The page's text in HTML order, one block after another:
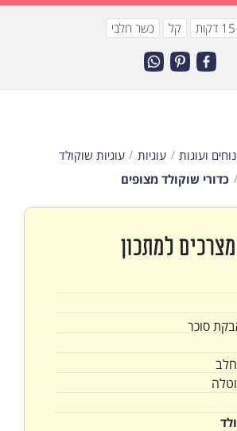
קל כשר חלבי
ועוגות עוגיות
עוגיות שוקולד
כדורי שוקולד מצופים
מצרכים למתכון
סוכר
חלב